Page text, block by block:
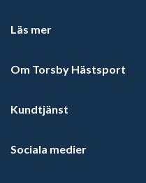
Läs mer
Om Torsby Hästsport
Kundtjänst
Sociala medier